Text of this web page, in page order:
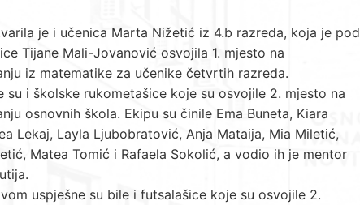
je i učenica Marta Nižetić iz 4.b razreda, koja je pod
Tijane Mali-Jovanović osvojila 1. mjesto na
iz matematike za učenike četvrtih razreda.
su i školske rukometašice koje su osvojile 2. mjesto na
osnovnih škola. Ekipu su činile Ema Buneta, Kiara
Lekaj, Layla Ljubobratović, Anja Mataija, Mia Miletić,
Matea Tomić i Rafaela Sokolić, a vodio ih je mentor
uspješne su bile i futsalašice koje su osvojile 2.